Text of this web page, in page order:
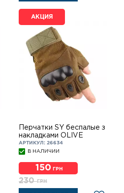
АКЦИЯ
Перчатки SY беспалые з
накладками OLIVE
АРТИКУЛ: 26634
В НАЛИЧИИ
150 ГРН
230ГРН